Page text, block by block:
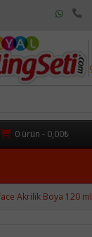
0 ürün - 0,00₺
Akrilik Boya 120 ml